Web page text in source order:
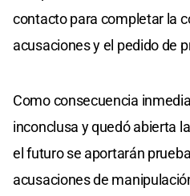
contacto para completar la
acusaciones y el pedido de
Como consecuencia
inconclusa y quedó abierta
el futuro se aportarán
acusaciones de